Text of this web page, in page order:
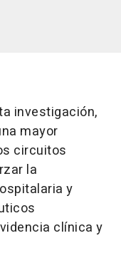
investigación,
mayor
circuitos
la
y
clínica y